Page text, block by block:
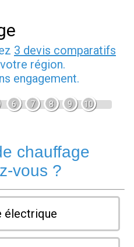
3 devis comparatifs
région.
engagement.
6 7 8 9 10
chauffage
vous ?
électrique